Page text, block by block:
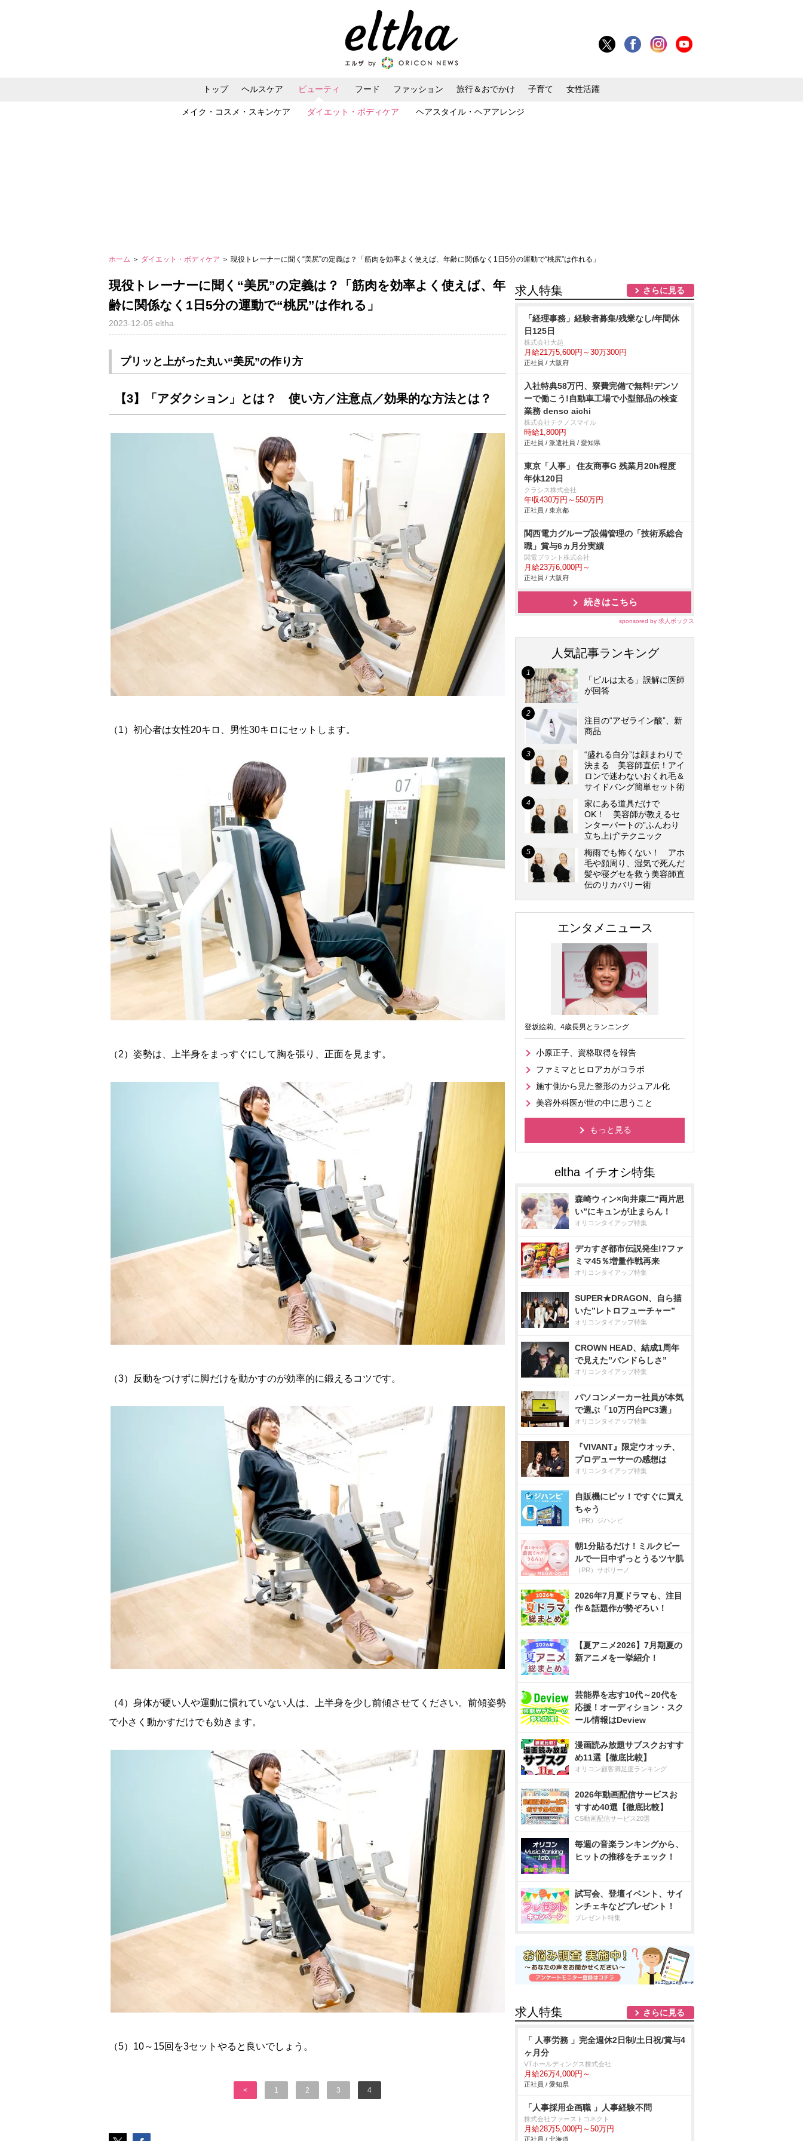
トップ ヘルスケア ビューティ
メイク・コスメ・スキンケア ダイエット・ボディケア ヘアスタイル・ヘアアレンジ
フード ファッション 旅行＆おでかけ 子育て 女性活躍
ホーム ＞ ダイエット・ボディケア ＞ 現役トレーナーに聞く“美尻”の定義は？「筋肉を効率よく使えば、年齢に関係なく1日5分の運動で“桃尻”は作れる」
現役トレーナーに聞く“美尻”の定義は？「筋肉を効率よく使えば、年
齢に関係なく1日5分の運動で“桃尻”は作れる」
2023-12-05 eltha
プリッと上がった丸い“美尻”の作り方
【3】「アダクション」とは？ 使い方／注意点／効果的な方法とは？
（1）初心者は女性20キロ、男性30キロにセットします。
（2）姿勢は、上半身をまっすぐにして胸を張り、正面を見ます。
（3）反動をつけずに脚だけを動かすのが効率的に鍛えるコツです。
（4）身体が硬い人や運動に慣れていない人は、上半身を少し前傾させてください。前傾姿勢
で小さく動かすだけでも効きます。
（5）10～15回を3セットやると良いでしょう。
< 1 2 3 4
求人特集 さらに見る
「経理事務」経験者募集/残業なし/年間休
日125日
株式会社大起
月給21万5,600円～30万300円
正社員 / 大阪府
入社特典58万円、寮費完備で無料!デンソ
ーで働こう!自動車工場で小型部品の検査
業務 denso aichi
株式会社テクノスマイル
時給1,800円
正社員 / 派遣社員 / 愛知県
東京「人事」 住友商事G 残業月20h程度
年休120日
クラシス株式会社
年収430万円～550万円
正社員 / 東京都
関西電力グループ設備管理の「技術系総合
職」賞与6ヵ月分実績
関電プラント株式会社
月給23万6,000円～
正社員 / 大阪府
続きはこちら
sponsored by 求人ボックス
人気記事ランキング
「ピルは太る」誤解に医師
が回答
注目の“アゼライン酸”、新
商品
“盛れる自分”は顔まわりで
決まる 美容師直伝！アイ
ロンで迷わないおくれ毛＆
サイドバング簡単セット術
家にある道具だけで
OK！ 美容師が教えるセ
ンターパートの”ふんわり
立ち上げ”テクニック
梅雨でも怖くない！ アホ
毛や顔周り、湿気で死んだ
髪や寝グセを救う美容師直
伝のリカバリー術
エンタメニュース
登坂絵莉、4歳長男とランニング
小原正子、資格取得を報告
ファミマとヒロアカがコラボ
施す側から見た整形のカジュアル化
美容外科医が世の中に思うこと
もっと見る
森崎ウィン×向井康二“両片思
い”にキュンが止まらん！
オリコンタイアップ特集
デカすぎ都市伝説発生!?ファ
ミマ45％増量作戦再来
オリコンタイアップ特集
SUPER★DRAGON、自ら描
いた”レトロフューチャー”
オリコンタイアップ特集
CROWN HEAD、結成1周年
で見えた”バンドらしさ”
オリコンタイアップ特集
パソコンメーカー社員が本気
で選ぶ「10万円台PC3選」
オリコンタイアップ特集
『VIVANT』限定ウオッチ、
プロデューサーの感想は
オリコンタイアップ特集
自販機にピッ！ですぐに買え
ちゃう
（PR）ジハンピ
朝1分貼るだけ！ミルクピー
ルで一日中ずっとうるツヤ肌
（PR）サボリーノ
2026年7月夏ドラマも、注目
作＆話題作が勢ぞろい！
【夏アニメ2026】7月期夏の
新アニメを一挙紹介！
芸能界を志す10代～20代を
応援！オーディション・スク
ール情報はDeview
漫画読み放題サブスクおすす
め11選【徹底比較】
オリコン顧客満足度ランキング
2026年動画配信サービスお
すすめ40選【徹底比較】
CS動画配信サービス20選
毎週の音楽ランキングから、
ヒットの推移をチェック！
試写会、登壇イベント、サイ
ンチェキなどプレゼント！
プレゼント特集
求人特集 さらに見る
「 人事労務 」完全週休2日制/土日祝/賞与4
ヶ月分
VTホールディングス株式会社
月給26万4,000円～
正社員 / 愛知県
「人事採用企画職 」人事経験不問
株式会社ファーストコネクト
月給28万5,000円～50万円
正社員 / 北海道